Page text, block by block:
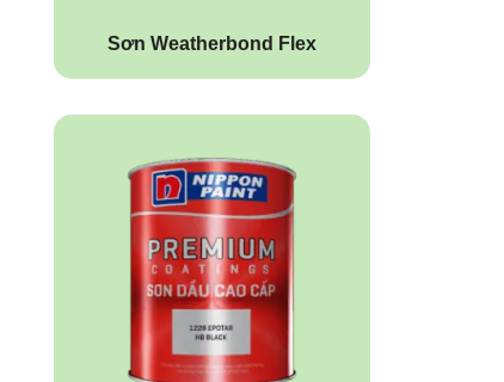
Sơn Weatherbond Flex